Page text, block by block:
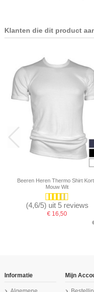
Klanten die dit product
Beeren Heren Thermo Shirt
Mouw Wit
(4,6/5) uit 5 reviews
€ 16,50
Informatie Mijn